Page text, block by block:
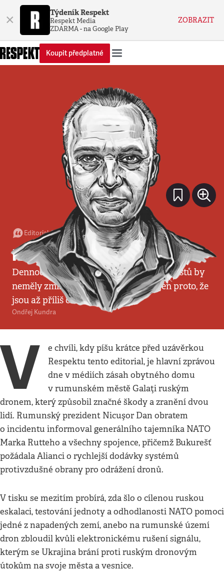
× Týdeník Respekt
Respekt Media
ZDARMA - na Google Play
ZOBRAZIT
Koupit předplatné
Editorial•31. 5. 2026•3 minuty
Nad čím nelze přivřít oči
Dennodenní masakry ukrajinských civilistů by
neměly zmizet z veřejné pozornosti jen proto, že
jsou až příliš časté
Ondřej Kundra
V
e chvíli, kdy píšu krátce před uzávěrkou
Respektu tento editorial, je hlavní zprávou
dne v médiích zásah obytného domu
v rumunském městě Galaţi ruským
dronem, který způsobil značné škody a zranění dvou
lidí. Rumunský prezident Nicuşor Dan obratem
o incidentu informoval generálního tajemníka NATO
Marka Rutteho a všechny spojence, přičemž Bukurešť
požádala Alianci o rychlejší dodávky systémů
protivzdušné obrany pro odrážení dronů.
V tisku se mezitím probírá, zda šlo o cílenou ruskou
eskalaci, testování jednoty a odhodlanosti NATO pomoci
jedné z napadených zemí, anebo na rumunské území
dron zbloudil kvůli elektronickému rušení signálu,
kterým se Ukrajina brání proti ruským dronovým
útokům na svoje města a vesnice.